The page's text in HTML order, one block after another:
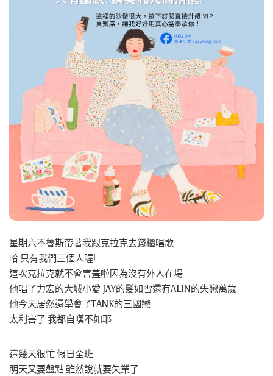
星期六不魯斯帶著我跟克拉克去錢櫃唱歌
哈 只有我們三個人喔!
這次克拉克就不會害羞啦因為沒有外人在場
他唱了力宏的大城小愛 JAY的髮如雪還有ALIN的失戀萬歲
他今天居然還學會了TANK的三國戀
太利害了 我都自嘆不如耶
這幾天很忙 假日全班
明天又要盤點 雖然說就要失業了